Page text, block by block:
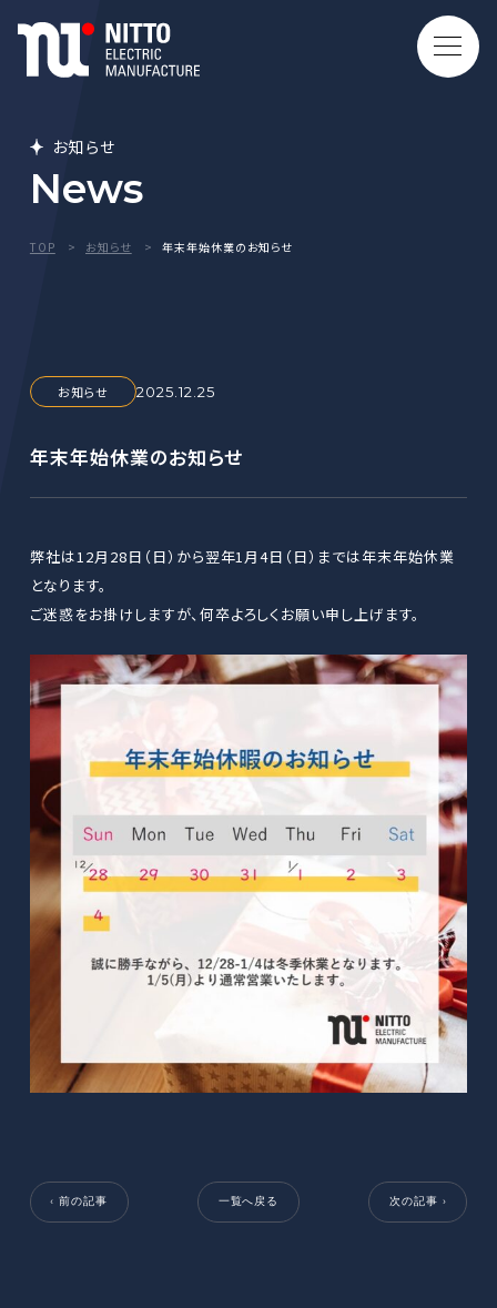
お知らせ
News
TOP お知らせ 年末年始休業のお知らせ
お知らせ 2025.12.25
年末年始休業のお知らせ
弊社は12月28日（日）から翌年1月4日（日）までは年末年始休業
となります。
ご迷惑をお掛けしますが、何卒よろしくお願い申し上げます。
‹ 前の記事 一覧へ戻る 次の記事 ›